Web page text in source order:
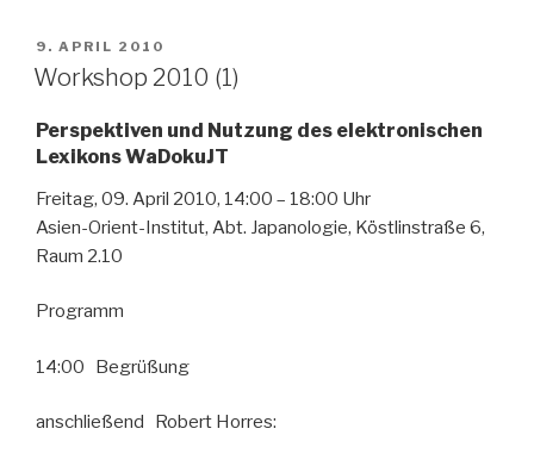
VERÖFFENTLICHT
AM
9. APRIL 2010
Workshop 2010 (1)
Perspektiven und Nutzung des elektronischen
Lexikons WaDokuJT
Freitag, 09. April 2010, 14:00 – 18:00 Uhr
Asien-Orient-Institut, Abt. Japanologie, Köstlinstraße 6,
Raum 2.10
Programm
14:00 Begrüßung
anschließend Robert Horres: